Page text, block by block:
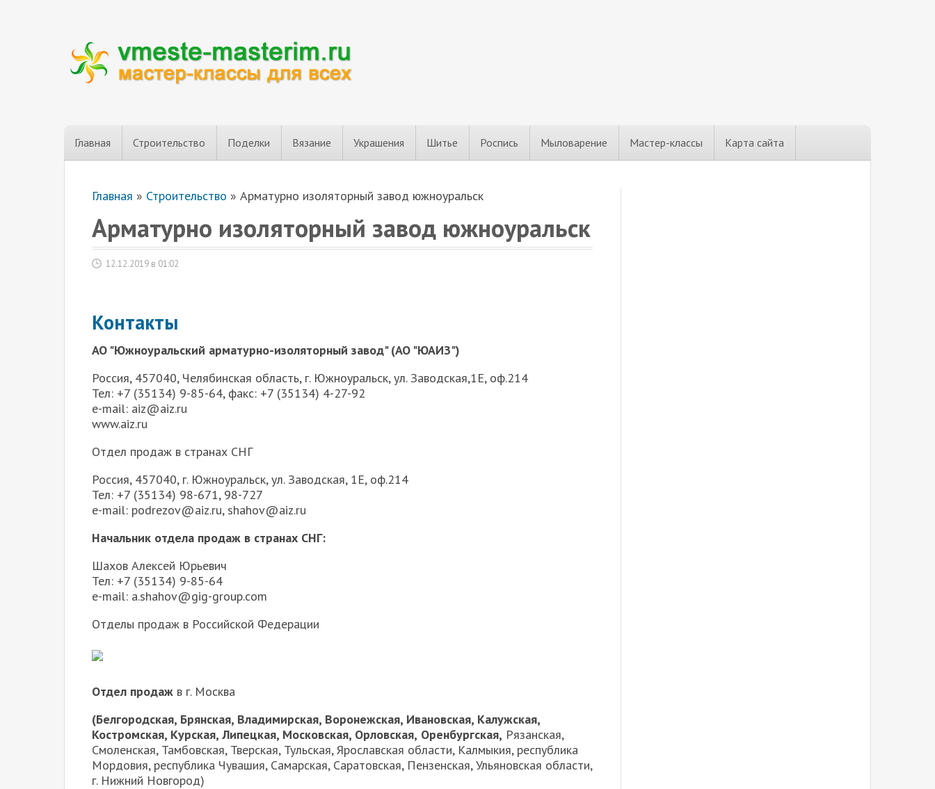
Главная Строительство Поделки Вязание Украшения Шитье Роспись Мыловарение Мастер-классы Карта сайта
Главная » Строительство » Арматурно изоляторный завод южноуральск
Арматурно изоляторный завод южноуральск
12.12.2019 в 01:02
Контакты
АО "Южноуральский арматурно-изоляторный завод" (АО "ЮАИЗ")
Россия, 457040, Челябинская область, г. Южноуральск, ул. Заводская,1Е, оф.214
Тел: +7 (35134) 9-85-64, факс: +7 (35134) 4-27-92
e-mail: aiz@aiz.ru
www.aiz.ru
Отдел продаж в странах СНГ
Россия, 457040, г. Южноуральск, ул. Заводская, 1Е, оф.214
Тел: +7 (35134) 98-671, 98-727
e-mail: podrezov@aiz.ru, shahov@aiz.ru
Начальник отдела продаж в странах СНГ:
Шахов Алексей Юрьевич
Тел: +7 (35134) 9-85-64
e-mail: a.shahov@gig-group.com
Отделы продаж в Российской Федерации
Отдел продаж в г. Москва
(Белгородская, Брянская, Владимирская, Воронежская, Ивановская, Калужская,
Костромская, Курская, Липецкая, Московская, Орловская, Оренбургская, Рязанская,
Смоленская, Тамбовская, Тверская, Тульская, Ярославская области, Калмыкия, республика
Мордовия, республика Чувашия, Самарская, Саратовская, Пензенская, Ульяновская области,
г. Нижний Новгород)